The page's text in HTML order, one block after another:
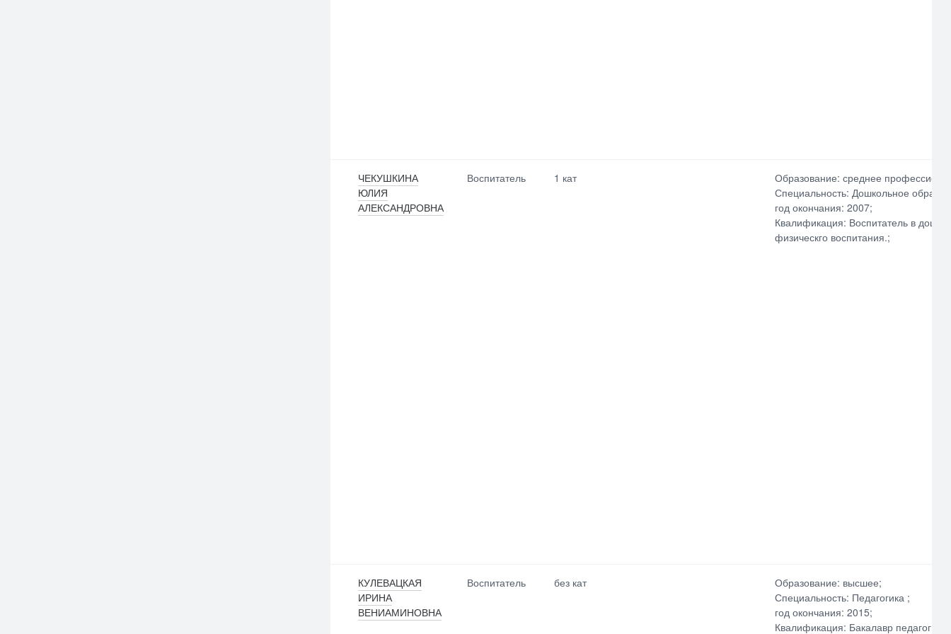
ЧЕКУШКИНА
ЮЛИЯ
АЛЕКСАНДРОВНА
Воспитатель 1 кат
Образование: среднее
Специальность: Дошкольное
год окончания: 2007;
Квалификация: Воспитатель в
физическго воспитания.;
КУЛЕВАЦКАЯ
ИРИНА
ВЕНИАМИНОВНА
Воспитатель без кат
Образование: высшее;
Специальность: Педагогика ;
год окончания: 2015;
Квалификация: Бакалавр